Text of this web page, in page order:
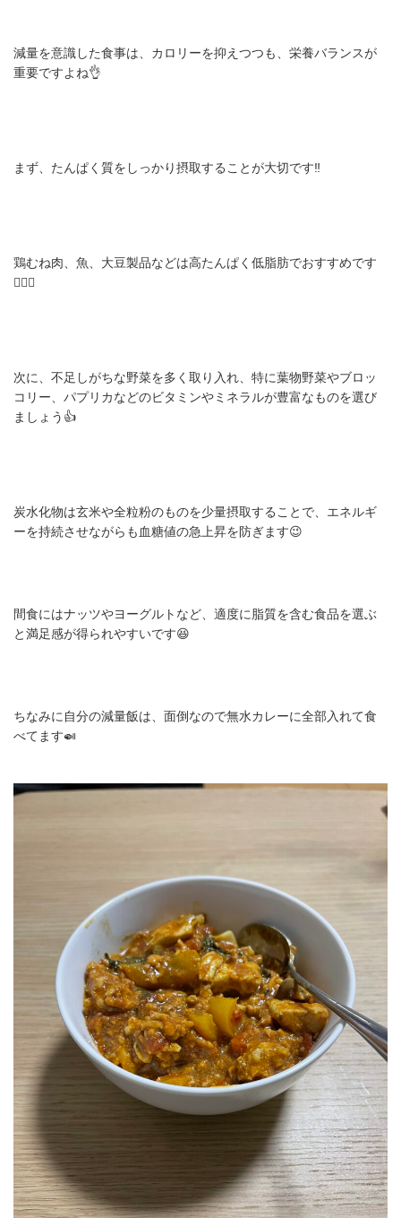
減量を意識した食事は、カロリーを抑えつつも、栄養バランスが
重要ですよね👌
まず、たんぱく質をしっかり摂取することが大切です‼️
鶏むね肉、魚、大豆製品などは高たんぱく低脂肪でおすすめです
🙆🏻‍♂️
次に、不足しがちな野菜を多く取り入れ、特に葉物野菜やブロッ
コリー、パプリカなどのビタミンやミネラルが豊富なものを選び
ましょう👍
炭水化物は玄米や全粒粉のものを少量摂取することで、エネルギ
ーを持続させながらも血糖値の急上昇を防ぎます😉
間食にはナッツやヨーグルトなど、適度に脂質を含む食品を選ぶ
と満足感が得られやすいです😆
ちなみに自分の減量飯は、面倒なので無水カレーに全部入れて食
べてます🍛